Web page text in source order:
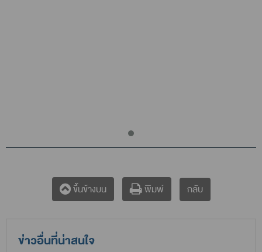
ขึ้นข้างบน พิมพ์ กลับ
ข่าวอื่นที่น่าสนใจ